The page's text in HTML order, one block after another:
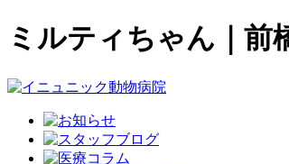
ミルティちゃん｜前